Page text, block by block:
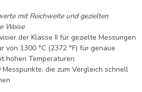
mit Reichweite und gezielten
Weise
der Klasse II für gezielte Messungen
von 1300 °C (2372 °F) für genaue
hohen Temperaturen
Messpunkte, die zum Vergleich schnell